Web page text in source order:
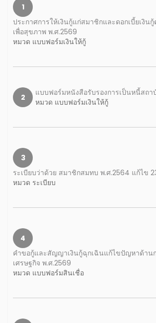
1
ประกาศการให้เงินกู้แก่สมาชิกและดอกเบี้ยเงิน
เพื่อสุขภาพ พ.ศ.2569
หมวด แบบฟอร์มเงินให้กู้
2
แบบฟอร์มหนังสือรับรองการเป็นหนี้สถา
หมวด แบบฟอร์มเงินให้กู้
3
ระเบียบว่าด้วย สมาชิกสมทบ พ.ศ.2564 แก้ไข
หมวด ระเบียบ
4
คำขอกู้และสัญญาเงินกู้ฉุกเฉินแก้ไขปัญหาด้าน
เศรษฐกิจ พ.ศ.2569
หมวด แบบฟอร์มสินเชื่อ